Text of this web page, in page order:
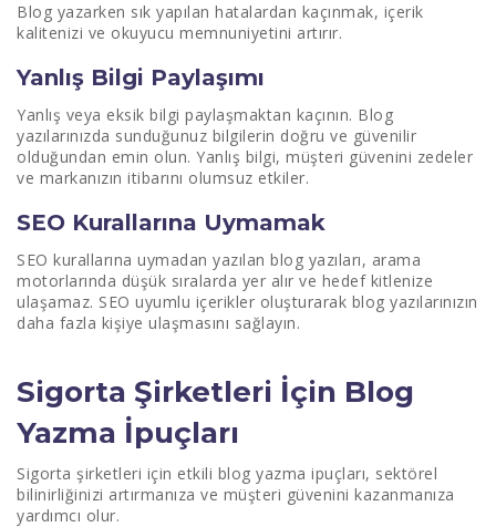
Blog yazarken sık yapılan hatalardan kaçınmak, içerik
kalitenizi ve okuyucu memnuniyetini artırır.
Yanlış Bilgi Paylaşımı
Yanlış veya eksik bilgi paylaşmaktan kaçının. Blog
yazılarınızda sunduğunuz bilgilerin doğru ve güvenilir
olduğundan emin olun. Yanlış bilgi, müşteri güvenini zedeler
ve markanızın itibarını olumsuz etkiler.
SEO Kurallarına Uymamak
SEO kurallarına uymadan yazılan blog yazıları, arama
motorlarında düşük sıralarda yer alır ve hedef kitlenize
ulaşamaz. SEO uyumlu içerikler oluşturarak blog yazılarınızın
daha fazla kişiye ulaşmasını sağlayın.
Sigorta Şirketleri İçin Blog
Yazma İpuçları
Sigorta şirketleri için etkili blog yazma ipuçları, sektörel
bilinirliğinizi artırmanıza ve müşteri güvenini kazanmanıza
yardımcı olur.